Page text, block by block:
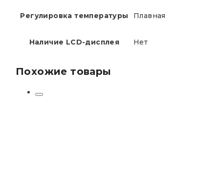
Регулировка температуры Плавная
Наличие LCD-дисплея Нет
Похожие товары